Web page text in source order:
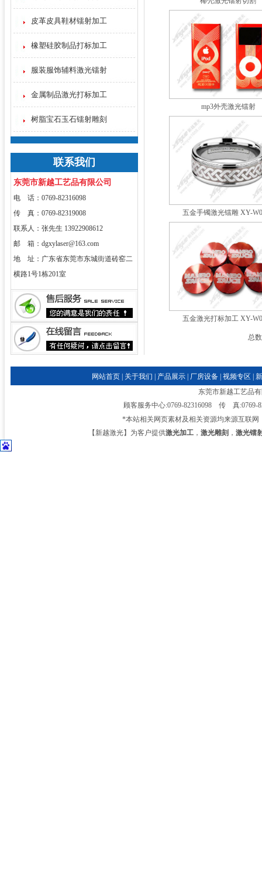
皮革皮具鞋材镭射加工
橡塑硅胶制品打标加工
服装服饰辅料激光镭射
金属制品激光打标加工
树脂宝石玉石镭射雕刻
联系我们
东莞市新越工艺品有限公司
电 话：0769-82316098
传 真：0769-82319008
联系人：张先生 13922908612
邮 箱：dgxylaser@163.com
地 址：广东省东莞市东城街道砖窑二
横路1号1栋201室
mp3外壳激光镭射
五金手镯激光镭雕 XY-
五金激光打标加工 XY-
总
网站首页 关于我们 产品展示 厂房设备 视频专区
东莞市新越工艺品
顾客服务中心:0769-82316098 传 真:0769-
*本站相关网页素材及相关资源均来源互联
【新越激光】为客户提供激光加工 ， 激光雕刻 ， 激光镭